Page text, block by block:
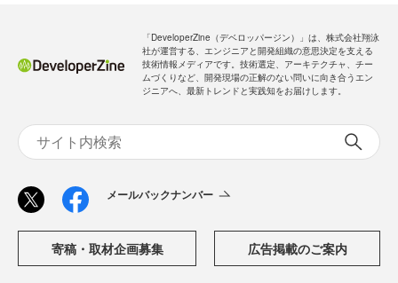
ログイン
技術情報メディアです。技術選定、アーキテクチャ、チー
ムづくりなど、開発現場の正解のない問いに向き合うエン